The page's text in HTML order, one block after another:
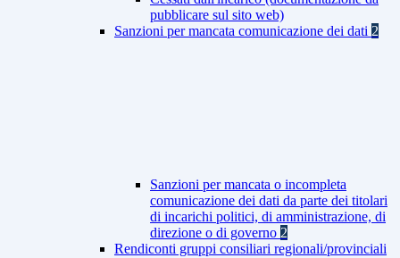
pubblicare sul sito web)
Sanzioni per mancata comunicazione dei dati 2
Sanzioni per mancata o incompleta
comunicazione dei dati da parte dei titolari
di incarichi politici, di amministrazione, di
direzione o di governo 2
Rendiconti gruppi consiliari regionali/provinciali